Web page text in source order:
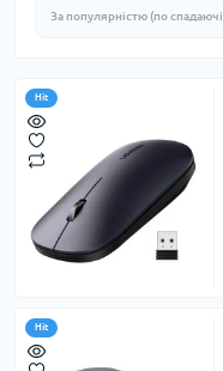
Hit
Hit